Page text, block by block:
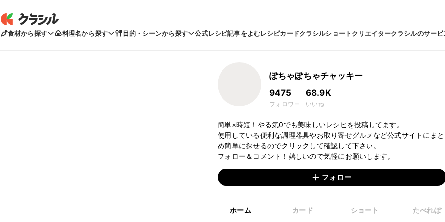
食材から探す 料理名から探す 目的・シーンから探す 公式レシピ記事をよむレシピカードクラシルショートクリエイタークラシルのサービ
ぽちゃぽちゃチャッキー
9475
フォロワー
68.9K
いいね
簡単×時短！やる気0でも美味しいレシピを投稿してます。
使用している便利な調理器具やお取り寄せグルメなど公式サイトにまと
め簡単に探せるのでクリックして確認して下さい。
フォロー
ホーム カード ショート たべれぽ